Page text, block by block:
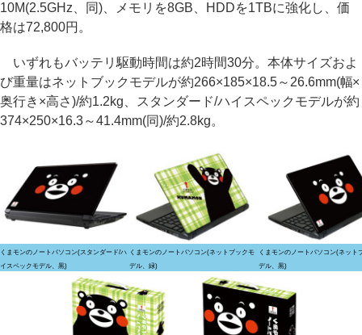
10M(2.5GHz、同)、メモリを8GB、HDDを1TBに強化し、価
格は72,800円。
いずれもバッテリ駆動時間は約2時間30分。本体サイズおよ
び重量はネットブックモデルが約266×185×18.5～26.6mm(幅×
奥行き×高さ)/約1.2kg、スタンダード/ハイスペックモデルが約
374×250×16.3～41.4mm(同)/約2.8kg。
くまモンのノートパソコン(スタンダード/ハ
イスペックモデル、黒)
くまモンのノートパソコン(ネットブックモ
デル、緑)
くまモンのノートパソコン(ネット
デル、黒)